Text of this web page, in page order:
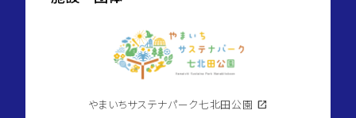
やまいちサステナパーク七北田公園 open_in_new